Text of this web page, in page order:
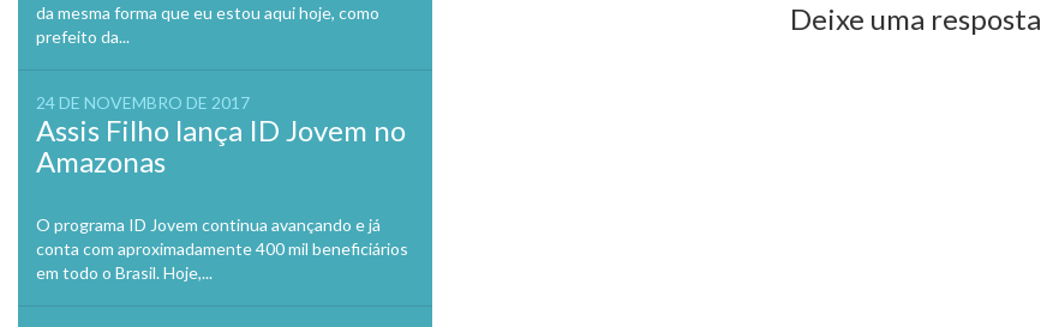
da mesma forma que eu estou aqui hoje, como
prefeito da...
24 DE NOVEMBRO DE 2017
Assis Filho lança ID Jovem no
Amazonas
O programa ID Jovem continua avançando e já
conta com aproximadamente 400 mil beneficiários
em todo o Brasil. Hoje,...
Deixe uma resposta